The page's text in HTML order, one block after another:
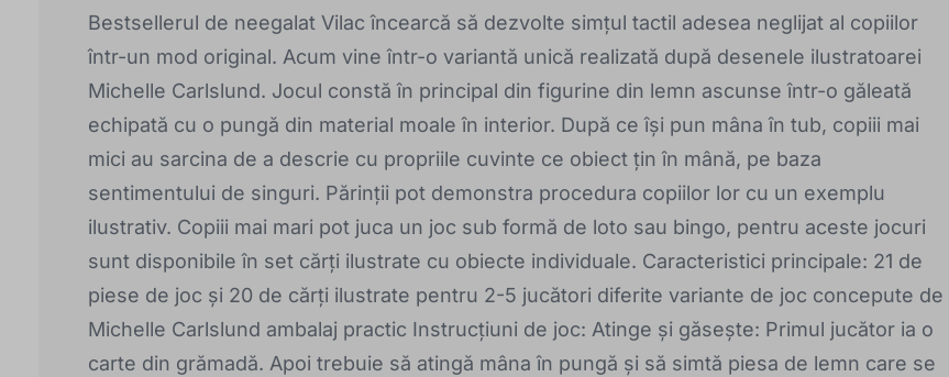
Bestsellerul de neegalat Vilac încearcă să dezvolte simțul tactil adesea neglijat al copiilor
într-un mod original. Acum vine într-o variantă unică realizată după desenele ilustratoarei
Michelle Carlslund. Jocul constă în principal din figurine din lemn ascunse într-o găleată
echipată cu o pungă din material moale în interior. După ce își pun mâna în tub, copiii mai
mici au sarcina de a descrie cu propriile cuvinte ce obiect țin în mână, pe baza
sentimentului de singuri. Părinții pot demonstra procedura copiilor lor cu un exemplu
ilustrativ. Copiii mai mari pot juca un joc sub formă de loto sau bingo, pentru aceste jocuri
sunt disponibile în set cărți ilustrate cu obiecte individuale. Caracteristici principale: 21 de
piese de joc și 20 de cărți ilustrate pentru 2-5 jucători diferite variante de joc concepute de
Michelle Carlslund ambalaj practic Instrucțiuni de joc: Atinge și găsește: Primul jucător ia o
carte din grămadă. Apoi trebuie să atingă mâna în pungă și să simtă piesa de lemn care se